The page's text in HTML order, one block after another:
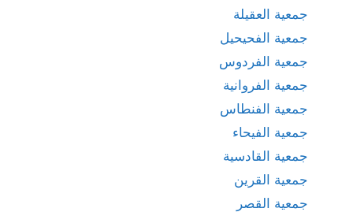
جمعية العقيلة
جمعية الفحيحيل
جمعية الفردوس
جمعية الفروانية
جمعية الفنطاس
جمعية الفيحاء
جمعية القادسية
جمعية القرين
جمعية القصر